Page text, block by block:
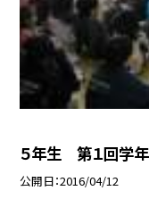
５年生 第１回学
公開日 2016/04/12